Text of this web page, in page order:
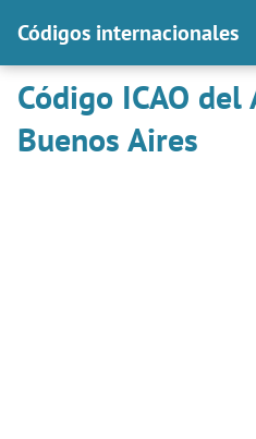
Códigos internacionales
Código ICAO
Buenos Aires